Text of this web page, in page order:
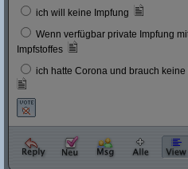
ich will keine Impfung
Wenn verfügbar private Impfung
Impfstoffes
ich hatte Corona und brauch keine